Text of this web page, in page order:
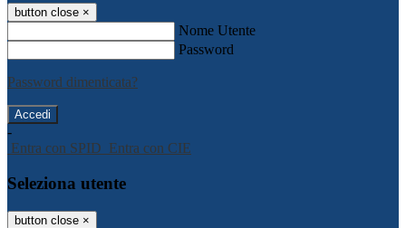
button close ×
Nome Utente
Password
Password dimenticata?
-
Entra con SPID Entra con CIE
Seleziona utente
button close ×